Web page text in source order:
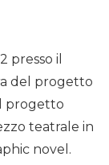
presso il
del progetto
progetto
teatrale in
novel.